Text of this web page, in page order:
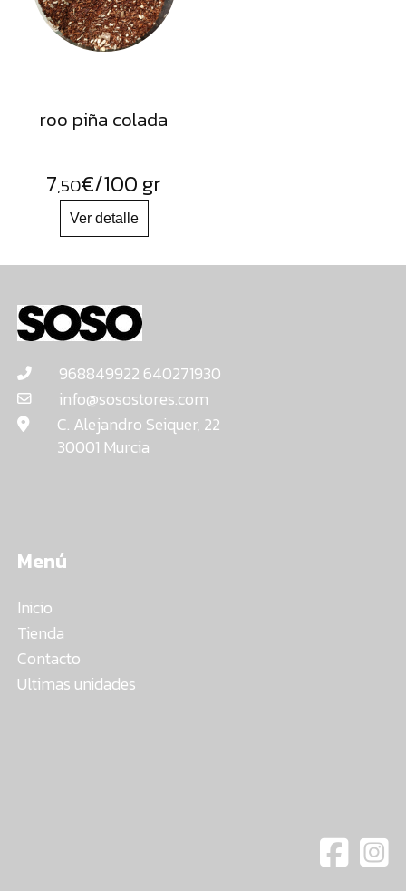
roo piña colada
7,50€/100 gr
968849922 640271930
info@sosostores.com
C. Alejandro Seiquer, 22
30001 Murcia
Menú
Inicio
Tienda
Contacto
Ultimas unidades